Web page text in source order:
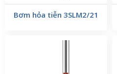
Bơm hỏa tiễn 3SLM2/21